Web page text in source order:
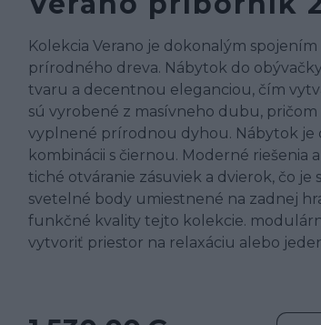
Kolekcia Verano je dokonalým
prírodného dreva. Nábytok do
tvaru a decentnou eleganciou, čím
sú vyrobené z masívneho dubu,
vyplnené prírodnou dyhou. Nábytok je
kombinácii s čiernou. Moderné
tiché otváranie zásuviek a dvierok, čo je
svetelné body umiestnené na zadnej
funkčné kvality tejto kolekcie.
vytvoriť priestor na relaxáciu alebo